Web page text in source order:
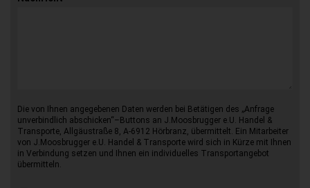
Die von Ihnen angegebenen Daten werden bei Betätigen des „Anfrage
unverbindlich abschicken“–Buttons an J.Moosbrugger e.U. Handel &
Transporte, Allgäustraße 8, A-6912 Hörbranz, übermittelt. Ein Mitarbeiter
von J.Moosbrugger e.U. Handel & Transporte wird sich in Kürze mit Ihnen
in Verbindung setzen und Ihnen ein individuelles Transportangebot
übermitteln.